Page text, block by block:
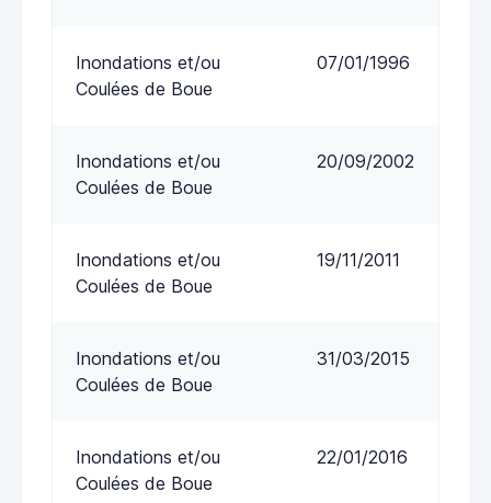
Inondations et/ou
Coulées de Boue
07/01/1996
Inondations et/ou
Coulées de Boue
20/09/2002
Inondations et/ou
Coulées de Boue
19/11/2011
Inondations et/ou
Coulées de Boue
31/03/2015
Inondations et/ou
Coulées de Boue
22/01/2016